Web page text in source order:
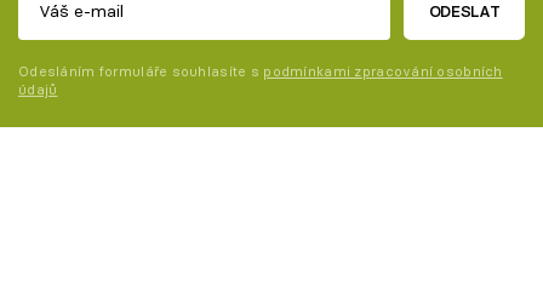
ODESLAT
Odesláním formuláře souhlasíte s podmínkami zpracování osobních
údajů